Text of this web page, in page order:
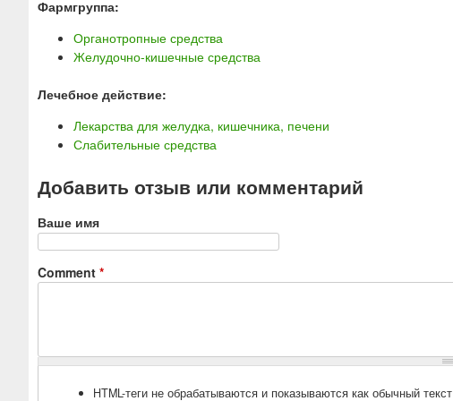
Фармгруппа:
Органотропные средства
Желудочно-кишечные средства
Лечебное действие:
Лекарства для желудка, кишечника, печени
Слабительные средства
Добавить отзыв или комментарий
Ваше имя
Comment *
HTML-теги не обрабатываются и показываются как обычный текст